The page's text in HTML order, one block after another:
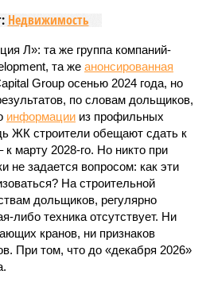
Недвижимость
Л»: та же группа компаний-
та же анонсированная
Group осенью 2024 года, но
по словам дольщиков,
информации из профильных
ЖК строители обещают сдать к
к марту 2028-го. Но никто при
не задается вопросом: как эти
На строительной
дольщиков, регулярно
либо техника отсутствует. Ни
кранов, ни признаков
При том, что до «декабря 2026»